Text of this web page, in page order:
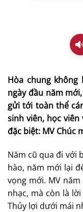
Hòa chung
ngày đầu năm
gửi tới toàn thể
sinh viên, học
đặc biệt: MV Chúc
Năm cũ qua đi với
hào, năm mới lại
vọng mới. MV
nhạc, mà còn là
Thủy lợi dưới mái